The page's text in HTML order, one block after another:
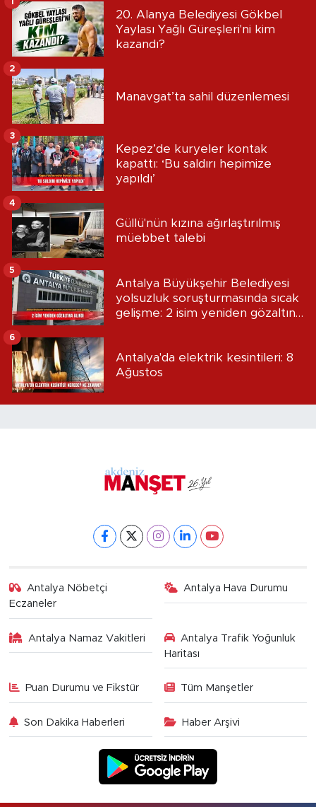
20. Alanya Belediyesi Gökbel
Yaylası Yağlı Güreşleri'ni kim
kazandı?
Manavgat’ta sahil düzenlemesi
2
Kepez’de kuryeler kontak
kapattı: ‘Bu saldırı hepimize
yapıldı’
3
Güllü'nün kızına ağırlaştırılmış
müebbet talebi
4
Antalya Büyükşehir Belediyesi
yolsuzluk soruşturmasında sıcak
gelişme: 2 isim yeniden gözaltına
5
Antalya'da elektrik kesintileri: 8
Ağustos
6
Antalya Nöbetçi
Eczaneler
Antalya Hava Durumu
Antalya Namaz Vakitleri
Antalya Trafik Yoğunluk
Haritası
Puan Durumu ve Fikstür Tüm Manşetler
Son Dakika Haberleri Haber Arşivi